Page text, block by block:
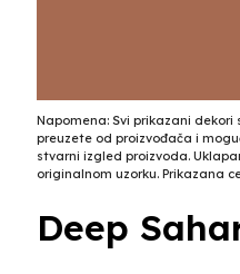
Napomena: Svi prikazani dekori
preuzete od proizvođača i
stvarni izgled proizvoda.
originalnom uzorku. Prikazana
Deep